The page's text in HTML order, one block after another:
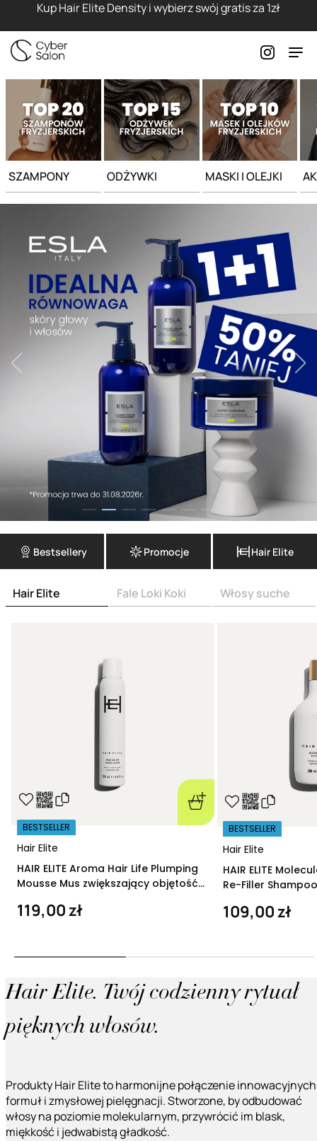
Kup Hair Elite Density i wybierz swój gratis za 1zł
SZAMPONY ODŻYWKI MASKI I OLEJKI
Bestsellery Promocje Hair Elite
Hair Elite Fale Loki Koki Włosy suche
Hair Elite
BESTSELLER
HAIR ELITE Aroma Hair Life Plumping
Mousse Mus zwiększający objętość
119,00 zł
Hair Elite
BESTSELLER
HAIR ELITE
Re-Filler
109,00 zł
Hair Elite. Twój codzienny rytuał
pięknych włosów.
Produkty Hair Elite to harmonijne połączenie innowacyjnych
formuł i zmysłowej pielęgnacji. Stworzone, by odbudować
włosy na poziomie molekularnym, przywrócić im blask,
miękkość i jedwabistą gładkość.
Strona główna - Cyber Salon